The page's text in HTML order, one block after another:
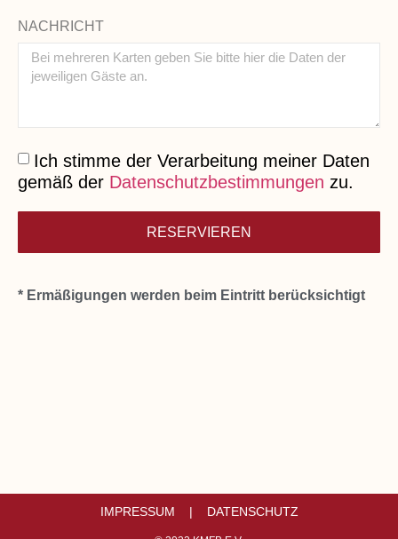
NACHRICHT
Ich stimme der Verarbeitung meiner Daten
gemäß der Datenschutzbestimmungen zu.
RESERVIEREN
* Ermäßigungen werden beim Eintritt berücksichtigt
IMPRESSUM | DATENSCHUTZ